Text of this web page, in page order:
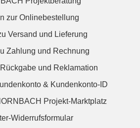
zur Onlinebestellung
Versand und Lieferung
Zahlung und Rechnung
und Reklamation
& Kundenkonto-ID
Projekt-Marktplatz
Widerrufsformular